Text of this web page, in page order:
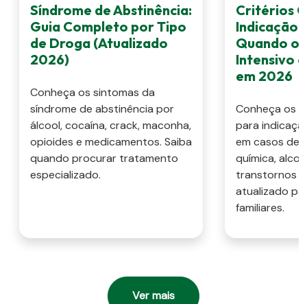
Síndrome de Abstinência:
Guia Completo por Tipo
de Droga (Atualizado
2026)
Conheça os sintomas da
síndrome de abstinência por
álcool, cocaína, crack, maconha,
opioides e medicamentos. Saiba
quando procurar tratamento
especializado.
Critérios
Indicação
Quando o
Intensivo
em 2026
Conheça os
para
em casos de
química,
transtornos
atualizado
familiares.
Ver mais